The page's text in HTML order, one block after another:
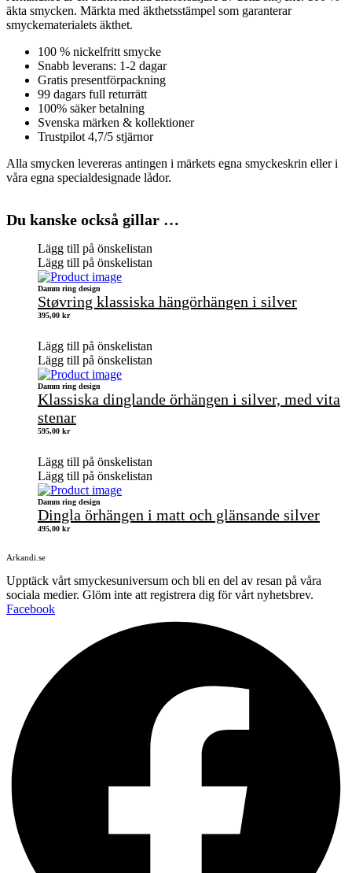
äkta smycken. Märkta med äkthetsstämpel som garanterar
smyckematerialets äkthet.
100 % nickelfritt smycke
Snabb leverans: 1-2 dagar
Gratis presentförpackning
99 dagars full returrätt
100% säker betalning
Svenska märken & kollektioner
Trustpilot 4,7/5 stjärnor
Alla smycken levereras antingen i märkets egna smyckeskrin eller i
våra egna specialdesignade lådor.
Du kanske också gillar …
Lägg till på önskelistan
Lägg till på önskelistan
Damm ring design
Støvring klassiska hängörhängen i silver
395,00 kr
Lägg till på önskelistan
Lägg till på önskelistan
Damm ring design
Klassiska dinglande örhängen i silver, med vita
stenar
595,00 kr
Lägg till på önskelistan
Lägg till på önskelistan
Damm ring design
Dingla örhängen i matt och glänsande silver
495,00 kr
Arkandi.se
Upptäck vårt smyckesuniversum och bli en del av resan på våra
sociala medier. Glöm inte att registrera dig för vårt nyhetsbrev.
Facebook